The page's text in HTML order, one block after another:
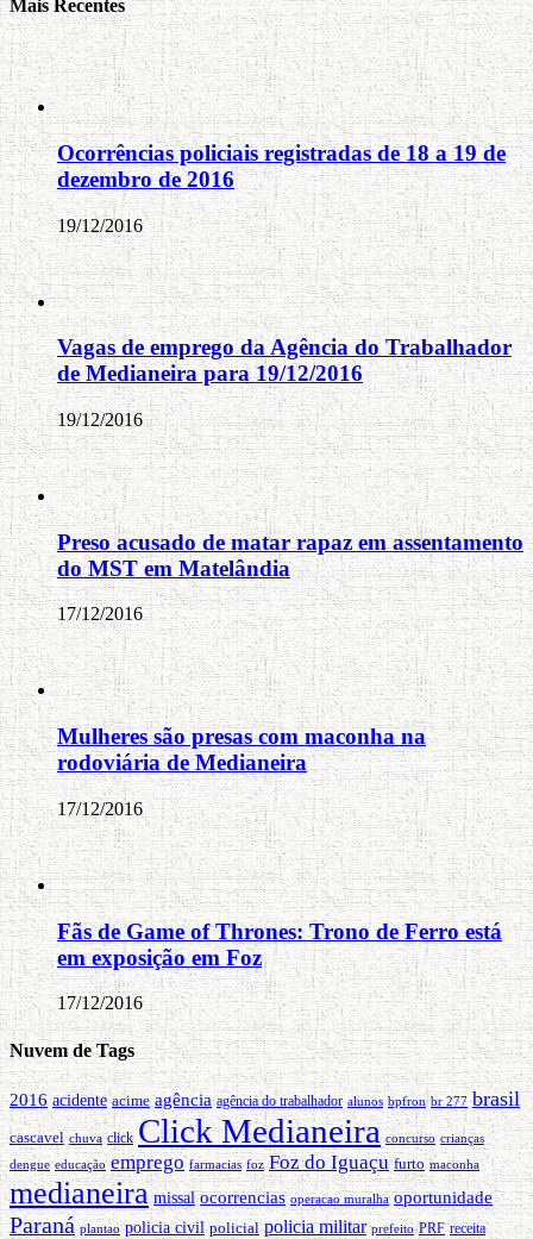
Mais Recentes
Ocorrências policiais registradas de 18 a 19 de
dezembro de 2016
19/12/2016
Vagas de emprego da Agência do Trabalhador
de Medianeira para 19/12/2016
19/12/2016
Preso acusado de matar rapaz em assentamento
do MST em Matelândia
17/12/2016
Mulheres são presas com maconha na
rodoviária de Medianeira
17/12/2016
Fãs de Game of Thrones: Trono de Ferro está
em exposição em Foz
17/12/2016
Nuvem de Tags
2016 acidente acime agência agência do trabalhador alunos bpfron br 277 brasil
cascavel chuva click Click Medianeira concurso crianças
dengue educação emprego farmacias foz Foz do Iguaçu furto maconha
medianeira missal ocorrencias operacao muralha oportunidade
Paraná plantao policia civil policial policia militar prefeito PRF receita